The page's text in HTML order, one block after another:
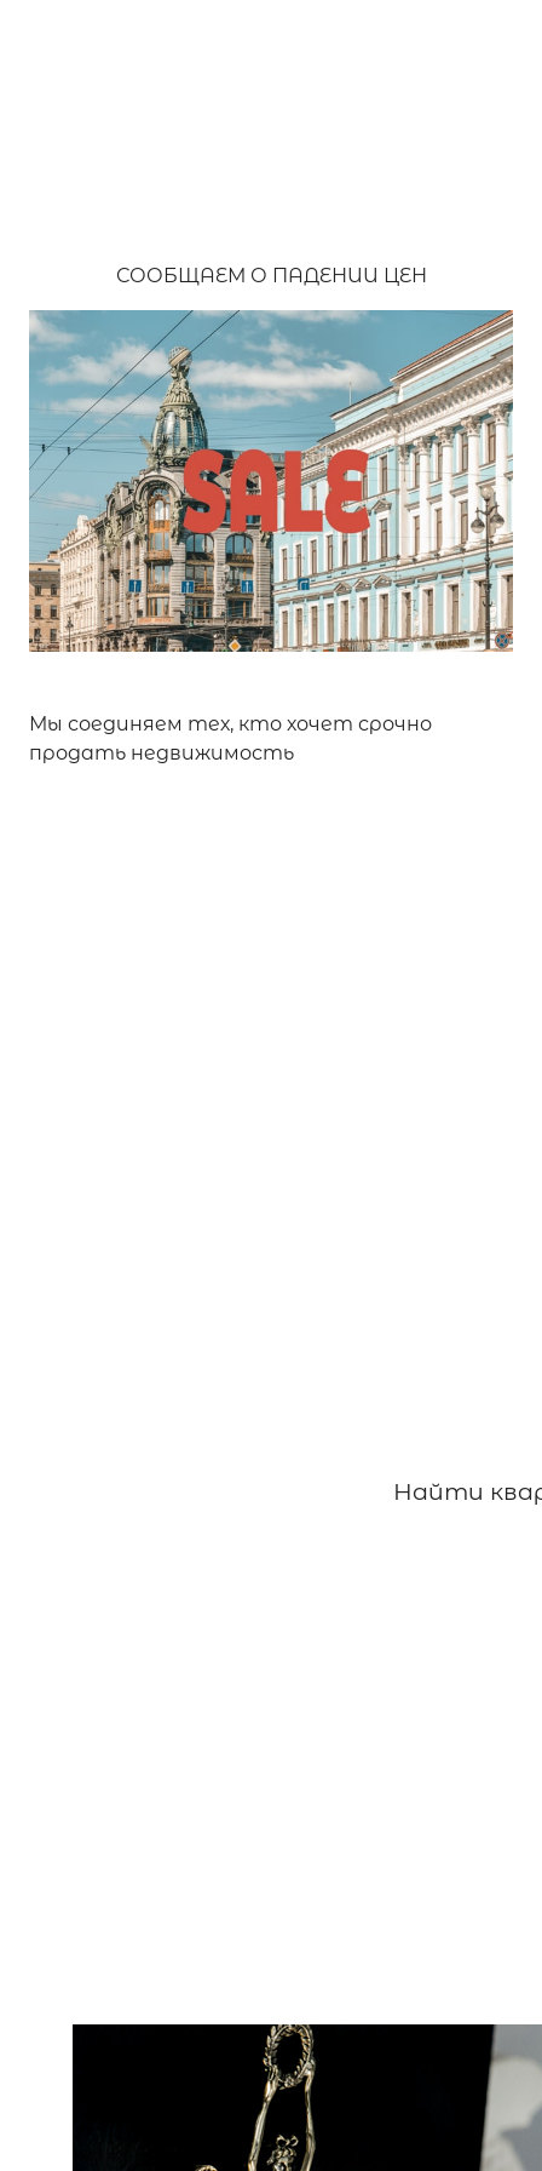
СООБЩАЕМ О ПАДЕНИИ ЦЕН
Мы соединяем тех, кто хочет срочно
продать недвижимость
Найти